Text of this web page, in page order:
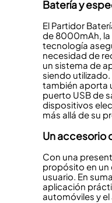
Batería y
El Partidor
de 8000mAh,
tecnología
necesidad de
un sistema de
siendo
también aporta
puerto USB de
dispositivos
más allá de su
Un accesorio
Con una
propósito en
usuario. En
aplicación
automóviles y